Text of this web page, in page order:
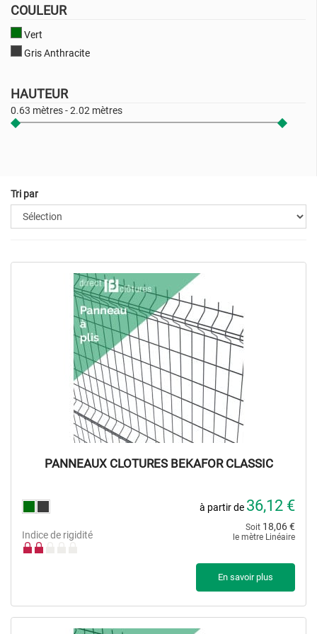
COULEUR
Vert
Gris Anthracite
HAUTEUR
0.63 mètres - 2.02 mètres
Tri par
PANNEAUX CLOTURES BEKAFOR CLASSIC
Indice de rigidité
à partir de 36,12 €
Soit 18,06 €
le mètre Linéaire
En savoir plus